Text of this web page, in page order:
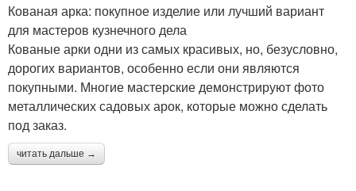
Кованая арка: покупное изделие или лучший вариант
для мастеров кузнечного дела
Кованые арки одни из самых красивых, но, безусловно,
дорогих вариантов, особенно если они являются
покупными. Многие мастерские демонстрируют фото
металлических садовых арок, которые можно сделать
под заказ.
читать дальше →